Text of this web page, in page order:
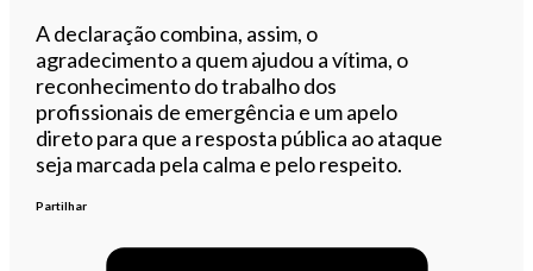
A declaração combina, assim, o
agradecimento a quem ajudou a vítima, o
reconhecimento do trabalho dos
profissionais de emergência e um apelo
direto para que a resposta pública ao ataque
seja marcada pela calma e pelo respeito.
Partilhar